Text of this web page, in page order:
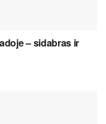
– sidabras ir